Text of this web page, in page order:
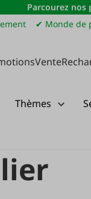
Parcourez
✔ Monde de
Vente
Thèmes